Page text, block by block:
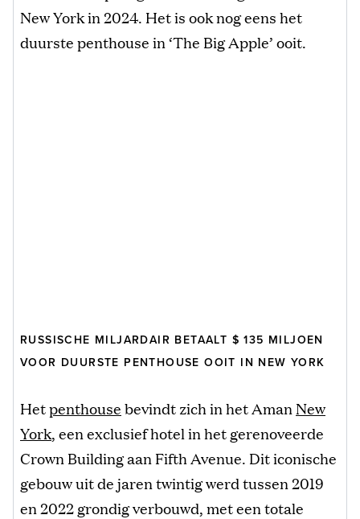
New York in 2024. Het is ook nog eens het
duurste penthouse in ‘The Big Apple’ ooit.
RUSSISCHE MILJARDAIR BETAALT $ 135 MILJOEN
VOOR DUURSTE PENTHOUSE OOIT IN NEW YORK
Hetpenthousebevindt zich in het Aman New
York, een exclusief hotel in het gerenoveerde
Crown Building aan Fifth Avenue. Dit iconische
gebouw uit de jaren twintig werd tussen 2019
en 2022 grondig verbouwd, met een totale